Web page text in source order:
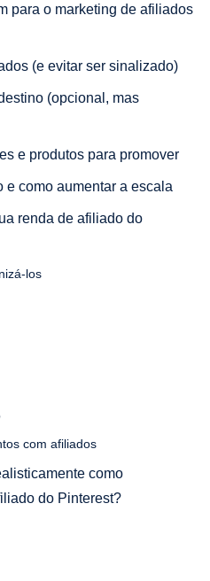
para o marketing de afiliados
(e evitar ser sinalizado)
(opcional, mas
e produtos para promover
e como aumentar a escala
renda de afiliado do
los
com afiliados
como
do Pinterest?